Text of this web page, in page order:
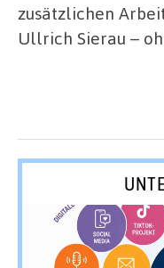
zusätzlichen
Ullrich Sierau –